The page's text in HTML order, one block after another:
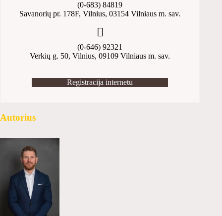
(0-683) 84819
Savanorių pr. 178F, Vilnius, 03154 Vilniaus m. sav.
(0-646) 92321
Verkių g. 50, Vilnius, 09109 Vilniaus m. sav.
Registracija internetu
Autorius